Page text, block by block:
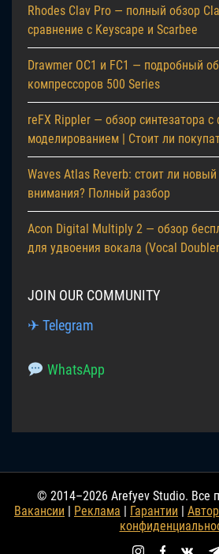
Rhodes Clav Pro — полный обзор
сравнение с Keyscape и Scarbee
Drawmer OC1 и FC1 — подробный
компрессоров 500 Series
reFX Rippler — обзор синтезатора
моделированием | Стоит ли
Waves Atlas Reverb: стоит ли
внимания? Полный разбор
Acon Digital Multiply 2 — обзор
для удвоения вокала (Vocal
JOIN OUR COMMUNITY
✈ Telegram
WhatsApp
© 2014–2026 Arefyev Studio. Все
Вакансии | Реклама | Гарантии |